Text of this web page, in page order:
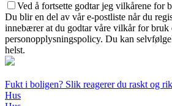
Ved å fortsette godtar jeg vilkårene for
Du blir en del av vår e-postliste når du
innebærer at du godtar våre vilkår for bruk
personopplysningspolicy. Du kan
helst.
Fukt i boligen? Slik reagerer du raskt og
Hus